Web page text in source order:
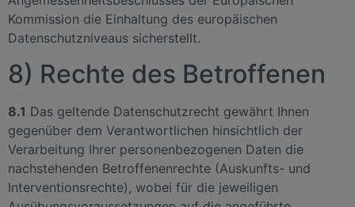
Kommission die Einhaltung des europäischen
Datenschutzniveaus sicherstellt.
8) Rechte des Betroffenen
8.1 Das geltende Datenschutzrecht gewährt Ihnen
gegenüber dem Verantwortlichen hinsichtlich der
Verarbeitung Ihrer personenbezogenen Daten die
nachstehenden Betroffenenrechte (Auskunfts- und
Interventionsrechte), wobei für die jeweiligen